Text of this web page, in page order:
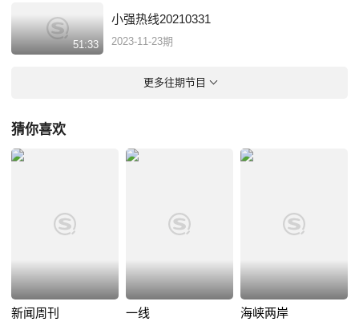
51:33
小强热线20210331
2023-11-23期
更多往期节目
猜你喜欢
新闻周刊 一线 海峡两岸